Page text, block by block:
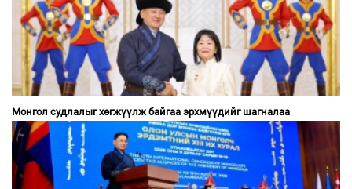
Монгол судлалыг хөгжүүлж байгаа эрхмүүдийг шагналаа